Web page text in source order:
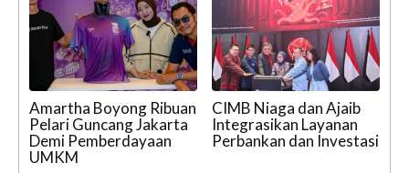
Amartha Boyong Ribuan
Pelari Guncang Jakarta
Demi Pemberdayaan
UMKM
CIMB Niaga dan Ajaib
Integrasikan Layanan
Perbankan dan Investasi